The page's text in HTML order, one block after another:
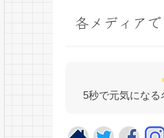
各メディア
5秒で元気にな